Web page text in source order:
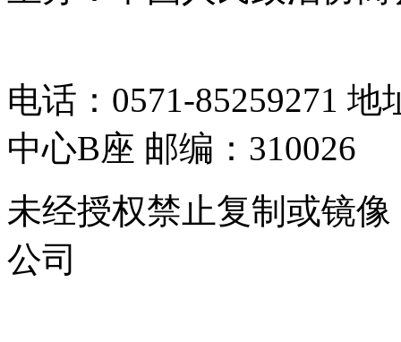
电话：0571-85259271
中心B座 邮编：310026
未经授权禁止复制或镜
公司